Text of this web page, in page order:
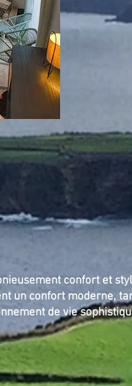
confort et
un confort moderne,
de vie